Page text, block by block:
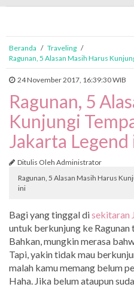
Beranda / Traveling /
Ragunan, 5 Alasan Masih Harus
24 November 2017, 16:39:30 WIB
Ragunan, 5
Kunjungi
Jakarta Legend
Ditulis Oleh Administrator
Ragunan, 5 Alasan Masih Harus
ini
Bagi yang tinggal disekitaran
untuk berkunjung ke
Bahkan, mungkin merasa
Tapi, yakin tidak mau
malah kamu memang belum
Haha. Jika belum ataupun